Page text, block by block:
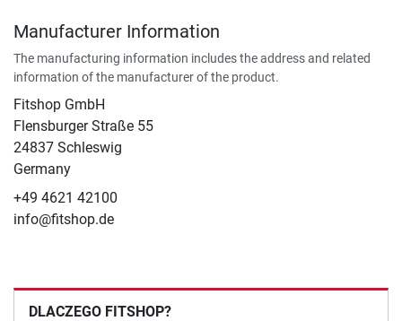
Manufacturer Information
The manufacturing information includes the address and related
information of the manufacturer of the product.
Fitshop GmbH
Flensburger Straße 55
24837 Schleswig
Germany
+49 4621 42100
info@fitshop.de
DLACZEGO FITSHOP?